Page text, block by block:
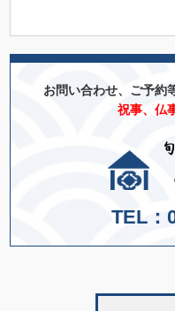
お問い合わせ、ご予約
祝事、仏
TEL：